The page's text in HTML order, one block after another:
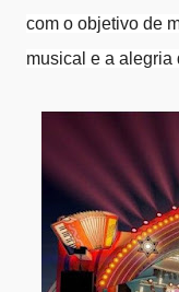
com o objetivo de
musical e a alegria